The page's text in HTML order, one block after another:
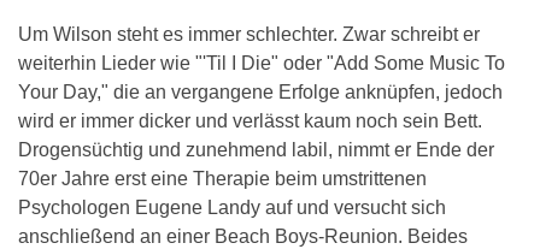
Um Wilson steht es immer schlechter. Zwar schreibt er
weiterhin Lieder wie "'Til I Die" oder "Add Some Music To
Your Day," die an vergangene Erfolge anknüpfen, jedoch
wird er immer dicker und verlässt kaum noch sein Bett.
Drogensüchtig und zunehmend labil, nimmt er Ende der
70er Jahre erst eine Therapie beim umstrittenen
Psychologen Eugene Landy auf und versucht sich
anschließend an einer Beach Boys-Reunion. Beides